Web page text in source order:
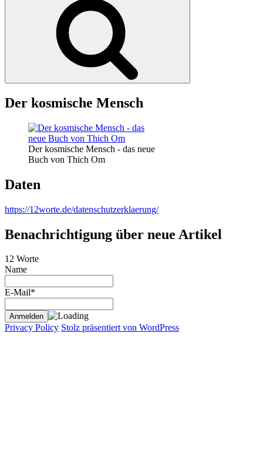
Der kosmische Mensch
Der kosmische Mensch - das neue
Buch von Thich Om
Daten
https://12worte.de/datenschutzerklaerung/
Benachrichtigung über neue Artikel
12 Worte
Name
E-Mail*
Privacy Policy Stolz präsentiert von WordPress